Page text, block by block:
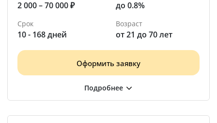
2 000 – 70 000 ₽ до 0.8%
Срок
10 - 168 дней
Возраст
от 21 до 70 лет
Оформить заявку